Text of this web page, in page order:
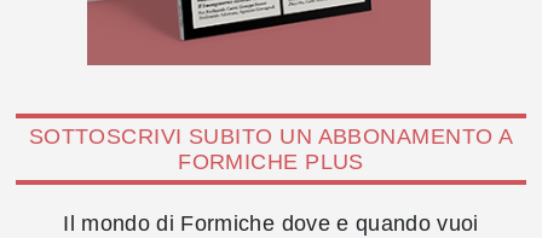
SOTTOSCRIVI SUBITO UN ABBONAMENTO A
FORMICHE PLUS
Il mondo di Formiche dove e quando vuoi